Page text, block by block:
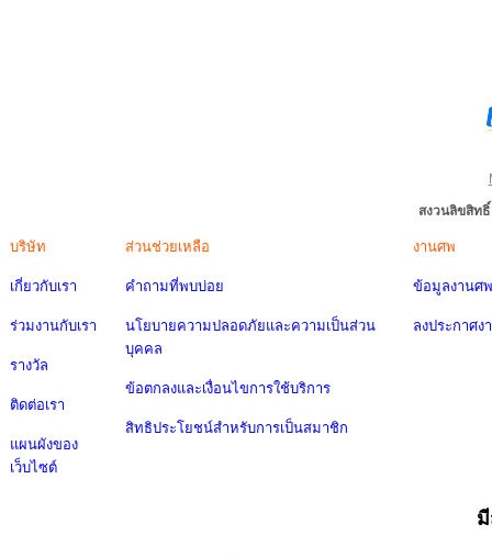
สงวนลิขสิท
บริษัท
เกี่ยวกับเรา
ร่วมงานกับเรา
รางวัล
ติดต่อเรา
แผนผังของ
เว็บไซต์
ส่วนช่วยเหลือ
คำถามที่พบบ่อย
นโยบายความปลอดภัยและความเป็นส่วน
บุคคล
ข้อตกลงและเงื่อนไขการใช้บริการ
สิทธิประโยชน์สำหรับการเป็นสมาชิก
งานศพ
ข้อมูลงานศพ
ลงประกาศง